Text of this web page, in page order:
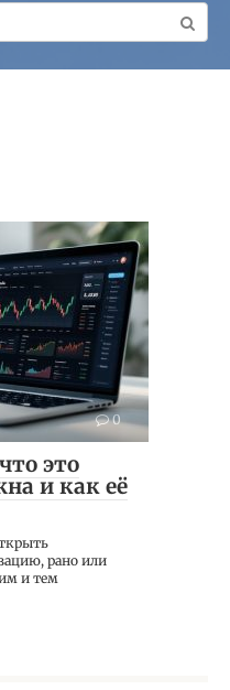
0
это
и как её
рано или
и тем